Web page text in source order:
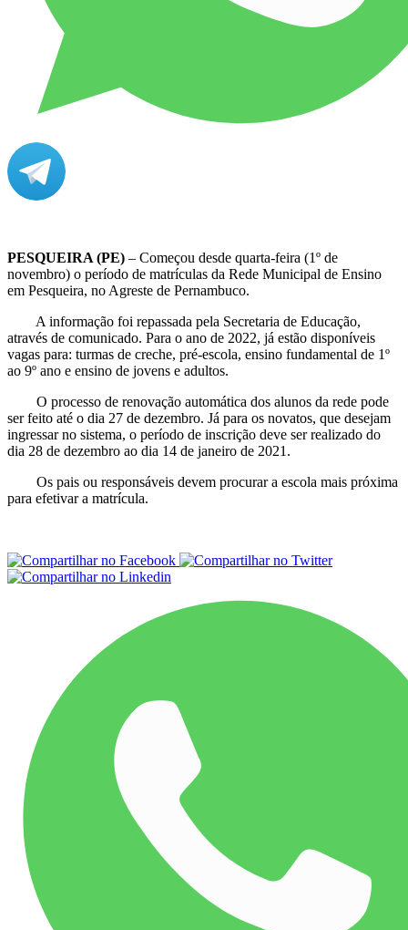
PESQUEIRA (PE) – Começou desde quarta-feira (1º de
novembro) o período de matrículas da Rede Municipal de Ensino
em Pesqueira, no Agreste de Pernambuco.
A informação foi repassada pela Secretaria de Educação,
através de comunicado. Para o ano de 2022, já estão disponíveis
vagas para: turmas de creche, pré-escola, ensino fundamental de 1º
ao 9º ano e ensino de jovens e adultos.
O processo de renovação automática dos alunos da rede pode
ser feito até o dia 27 de dezembro. Já para os novatos, que desejam
ingressar no sistema, o período de inscrição deve ser realizado do
dia 28 de dezembro ao dia 14 de janeiro de 2021.
Os pais ou responsáveis devem procurar a escola mais próxima
para efetivar a matrícula.